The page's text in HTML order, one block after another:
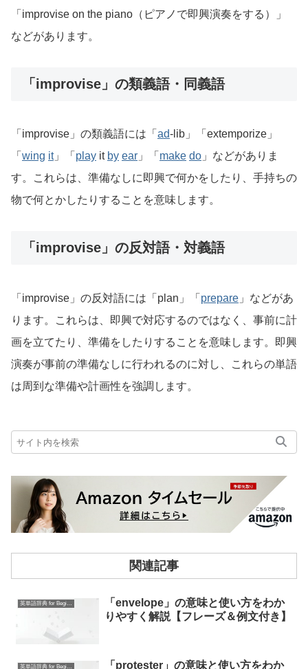
「improvise on the piano（ピアノで即興演奏をする）」
などがあります。
「improvise」の類義語・同義語
「improvise」の類義語には「 ad-lib」「extemporize」
「 wing it」「 play it by ear 」「 make do 」などがありま
す。これらは、準備なしに即興で何かをしたり、手持ちの
物で何とかしたりすることを意味します。
「improvise」の反対語・対義語
「improvise」の反対語には「plan」「 prepare 」などがあ
ります。これらは、即興で対応するのではなく、事前に計
画を立てたり、準備をしたりすることを意味します。即興
演奏が事前の準備なしに行われるのに対し、これらの単語
は周到な準備や計画性を強調します。
関連記事
英単語辞典 for Beginners
「envelope」の意味と使い方をわか
りやすく解説【フレーズ＆例文付き】
英単語辞典 for Beginners
「protester」の意味と使い方をわか